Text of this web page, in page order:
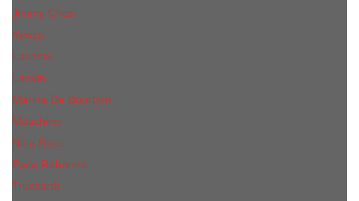
Jimmy Choo
Kenzo
Lacoste
Lanvin
Marina De Bourbon
Moschino
Nina Ricci
Paco Rabanne
Trussardi